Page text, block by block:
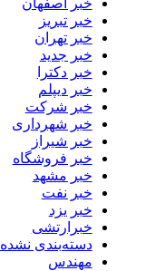
خبر اصفهان
خبر تبریز
خبر تهران
خبر جدید
خبر دکترا
خبر دیپلم
خبر شرکت
خبر شهرداری
خبر شیراز
خبر فروشگاه
خبر مشهد
خبر نفت
خبر یزد
خبرارتشی
دسته‌بندی نشده
مهندس